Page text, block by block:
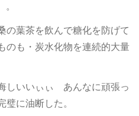
の葉茶を飲んで糖化を防げて
のも・炭水化物を連続的大量
しいいぃぃ あんなに頑張っ
璧に油断した。